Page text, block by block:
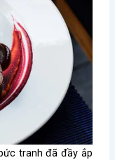
tranh đã đầy ắp